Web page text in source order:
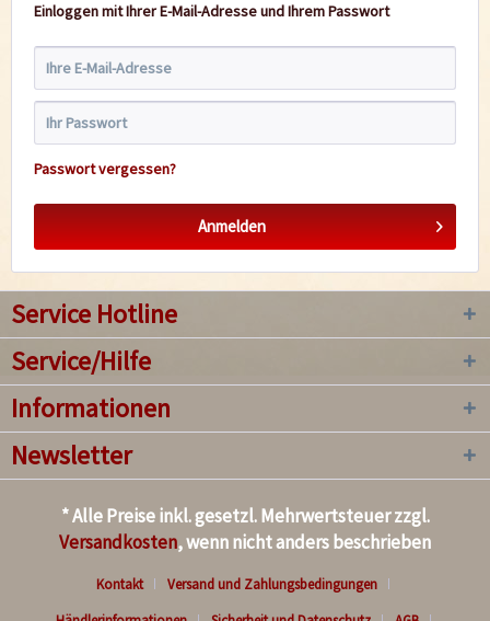
Einloggen mit Ihrer E-Mail-Adresse und Ihrem Passwort
Passwort vergessen?
Anmelden
Service Hotline
Service/Hilfe
Informationen
Newsletter
* Alle Preise inkl. gesetzl. Mehrwertsteuer zzgl.
Versandkosten, wenn nicht anders beschrieben
Kontakt
Versand und Zahlungsbedingungen